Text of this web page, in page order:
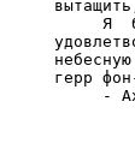
Я
герр